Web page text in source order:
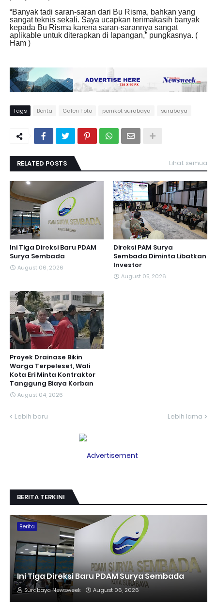
“Banyak tadi saran-saran dari Bu Risma, bahkan yang
sangat teknis sekali. Saya ucapkan terimakasih banyak
kepada Bu Risma karena saran-sarannya sangat
aplikable untuk diterapkan di lapangan,” pungkasnya. (
Ham )
Tags Berita Galeri Foto pemkot surabaya surabaya
RELATED POSTS Lihat semua
Ini Tiga Direksi Baru PDAM
Surya Sembada
August 06, 2026
Direksi PAM Surya
Sembada Diminta Libatkan
Investor
August 05, 2026
Proyek Drainase Bikin
Warga Terpeleset, Wali
Kota Eri Minta Kontraktor
Tanggung Biaya Korban
August 04, 2026
Lebih baru Lebih lama
BERITA TERKINI
Berita
Ini Tiga Direksi Baru PDAM Surya Sembada
Surabaya Newsweek August 06, 2026